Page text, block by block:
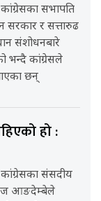
सभापति
सरकार र सत्तारुढ
संशोधनबारे
भन्दै कांग्रेसले
छन्
हो :
कांग्रेसका संसदीय
आङदेम्बेले